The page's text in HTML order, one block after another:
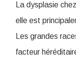
La dysplasie
elle est
Les grandes
facteur